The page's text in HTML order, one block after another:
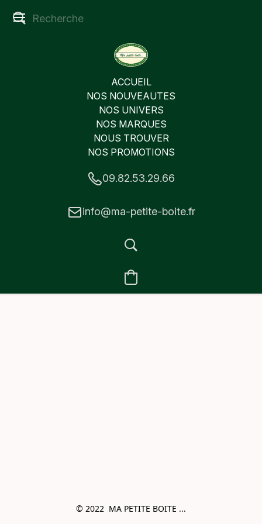
ACCUEIL
NOS NOUVEAUTES
NOS UNIVERS
NOS MARQUES
NOUS TROUVER
NOS PROMOTIONS
09.82.53.29.66
info@ma-petite-boite.fr
© 2022  MA PETITE BOITE ...